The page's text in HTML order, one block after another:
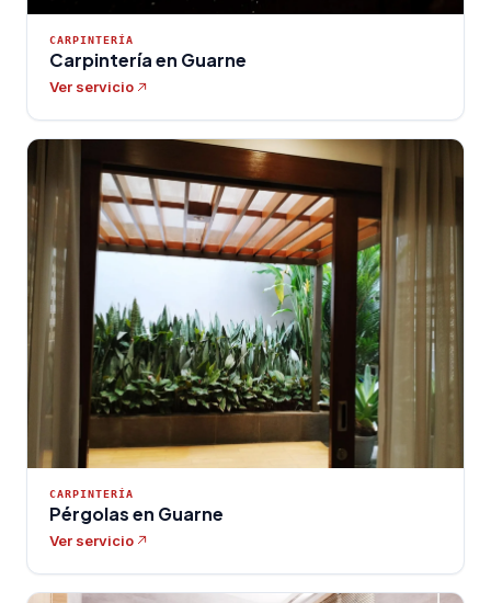
CARPINTERÍA
Carpintería en Guarne
Ver servicio
CARPINTERÍA
Pérgolas en Guarne
Ver servicio